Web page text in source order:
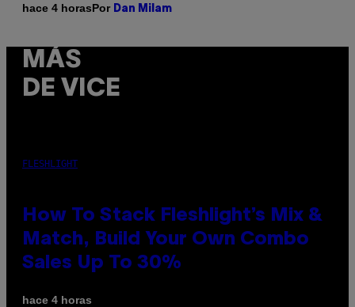
hace 4 horasPor Dan Milam
MÁS
DE VICE
FLESHLIGHT
How To Stack Fleshlight’s Mix &
Match, Build Your Own Combo
Sales Up To 30%
hace 4 horas